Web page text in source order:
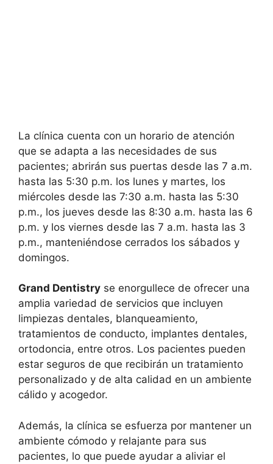
La clínica cuenta con un horario de atención
que se adapta a las necesidades de sus
pacientes; abrirán sus puertas desde las 7 a.m.
hasta las 5:30 p.m. los lunes y martes, los
miércoles desde las 7:30 a.m. hasta las 5:30
p.m., los jueves desde las 8:30 a.m. hasta las 6
p.m. y los viernes desde las 7 a.m. hasta las 3
p.m., manteniéndose cerrados los sábados y
domingos.
Grand Dentistry se enorgullece de ofrecer una
amplia variedad de servicios que incluyen
limpiezas dentales, blanqueamiento,
tratamientos de conducto, implantes dentales,
ortodoncia, entre otros. Los pacientes pueden
estar seguros de que recibirán un tratamiento
personalizado y de alta calidad en un ambiente
cálido y acogedor.
Además, la clínica se esfuerza por mantener un
ambiente cómodo y relajante para sus
pacientes, lo que puede ayudar a aliviar el